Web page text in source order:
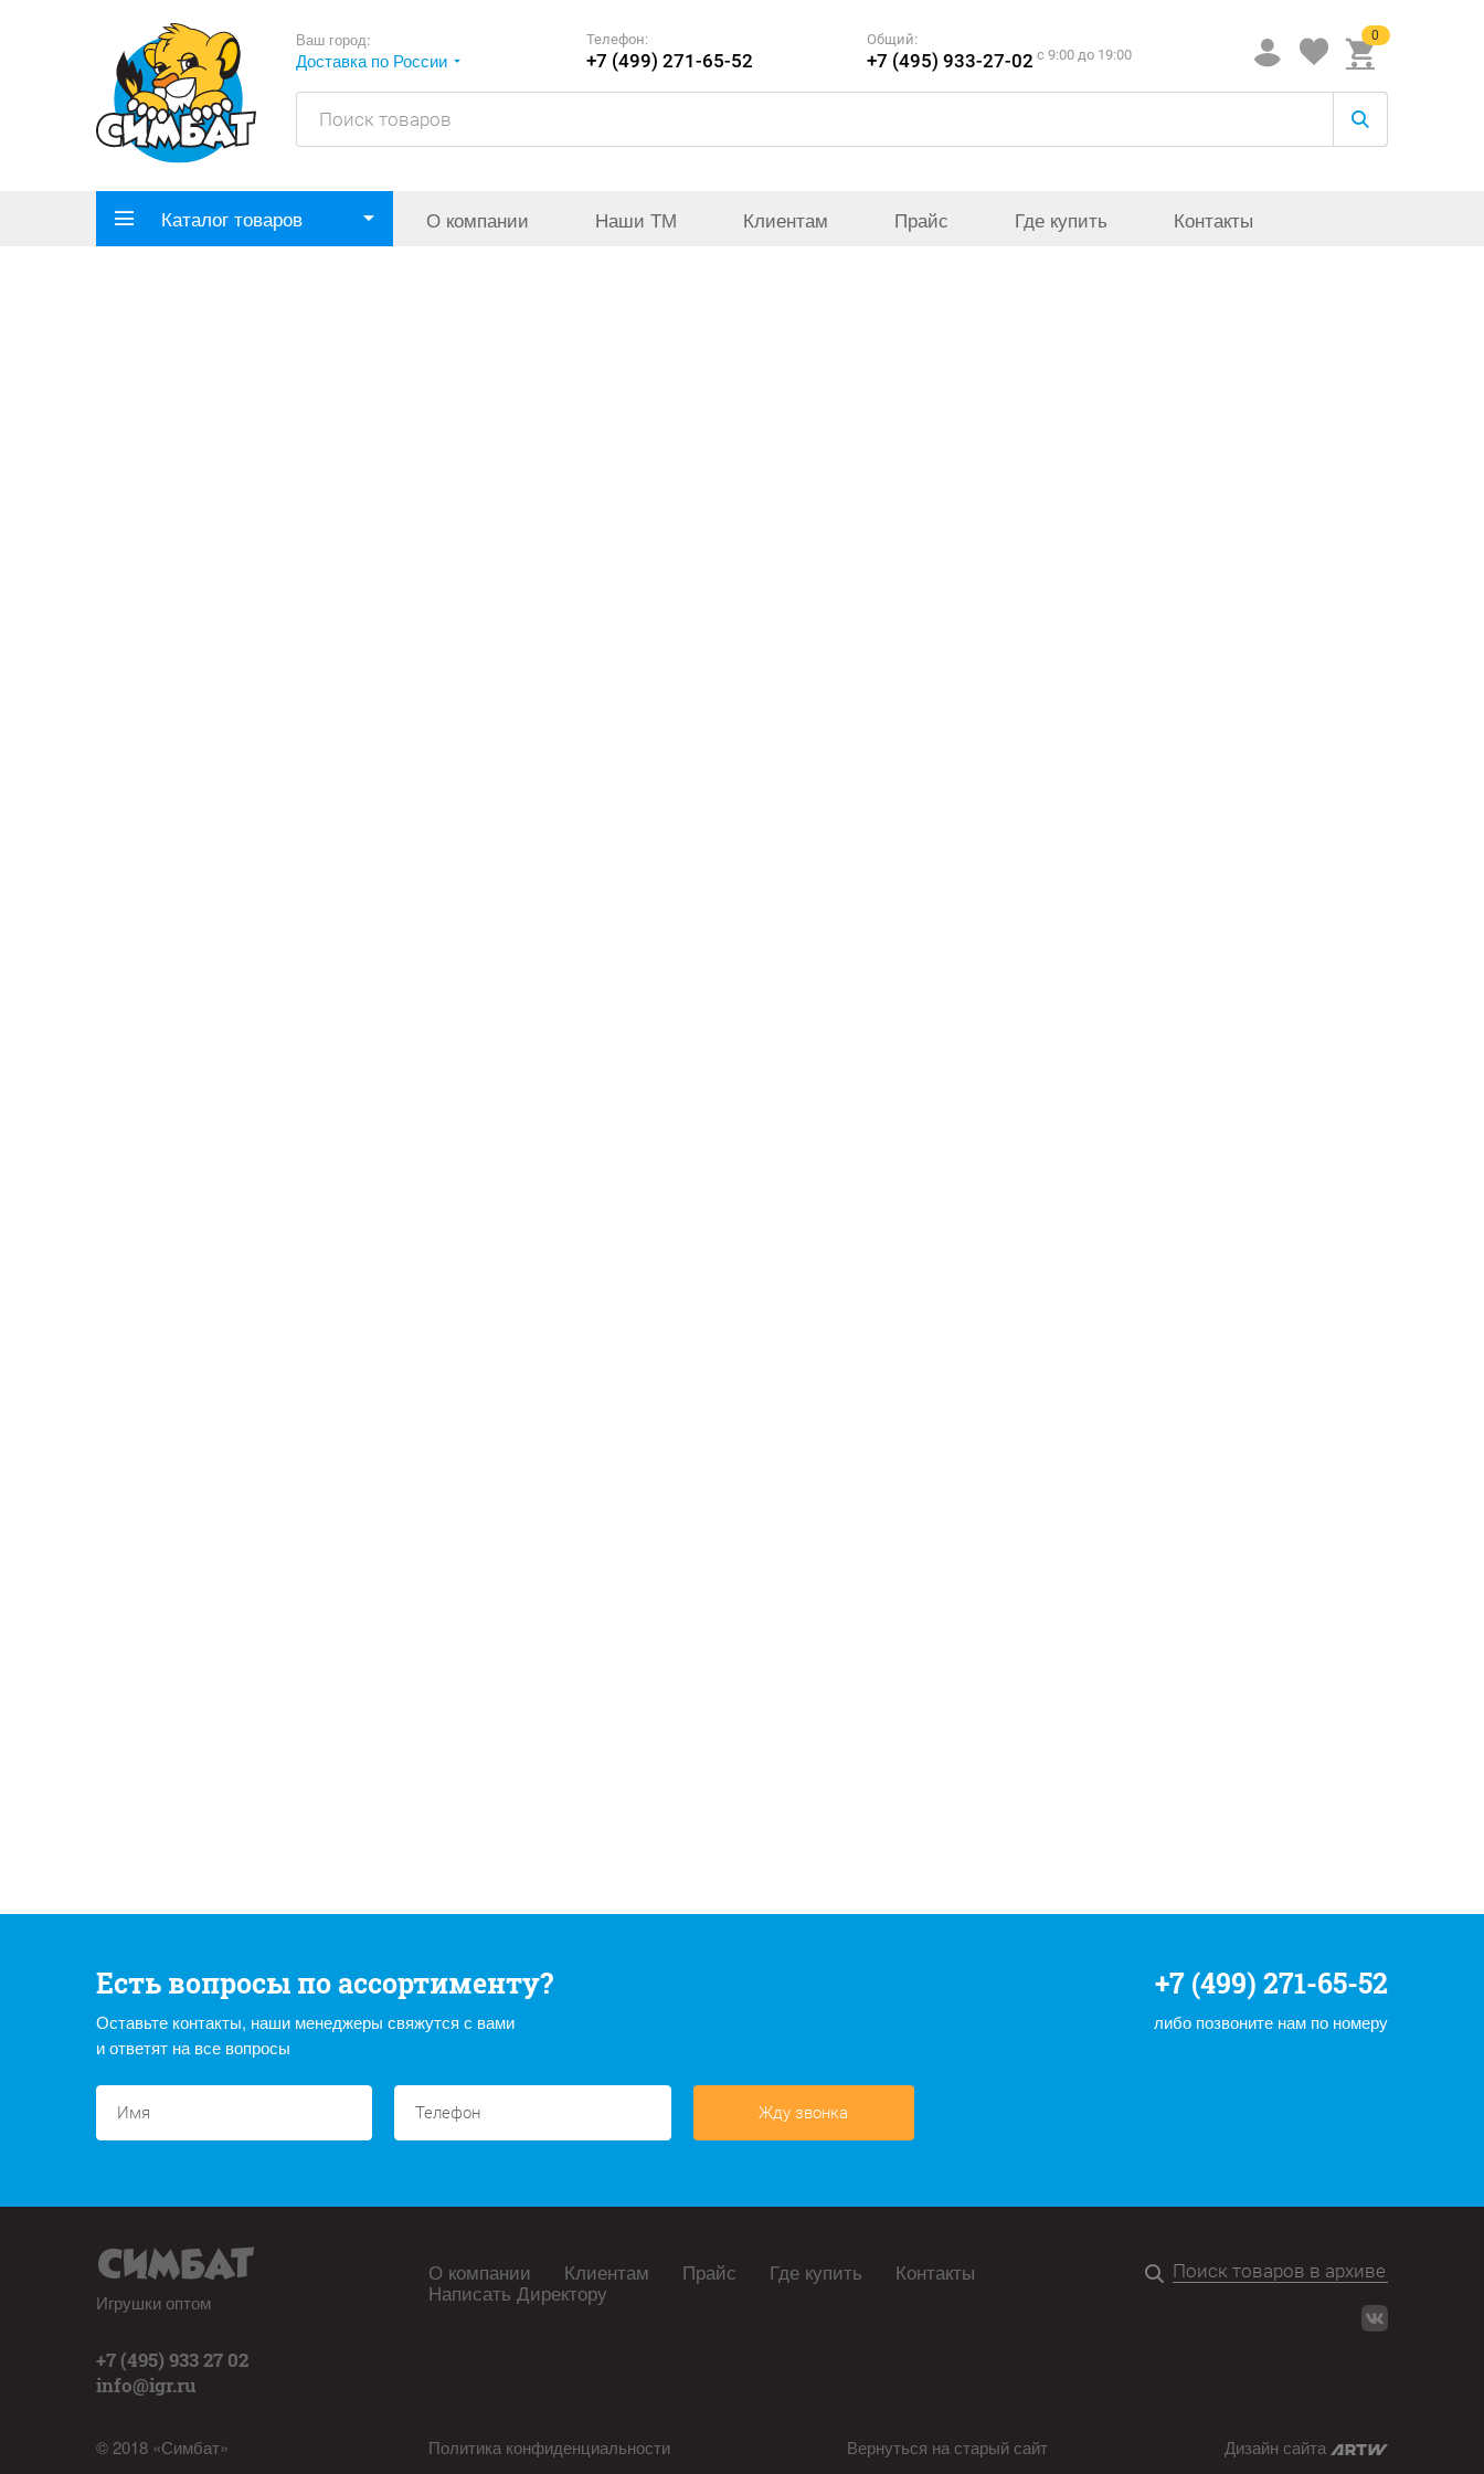
Ваш город:
Доставка по России
Телефон:
+7 (499) 271-65-52
Общий:
+7 (495) 933-27-02 c 9:00 до 19:00
0
Каталог товаров О компании Наши ТМ Клиентам Прайс Где купить Контакты
Есть вопросы по ассортименту?
Оставьте контакты, наши менеджеры свяжутся с вами
и ответят на все вопросы
+7 (499) 271-65-52
либо позвоните нам по номеру
Жду звонка
Игрушки оптом
+7 (495) 933 27 02
info@igr.ru
© 2018 «Симбат»
О компании Клиентам Прайс Где купить Контакты
Написать Директору
Политика конфиденциальности Вернуться на старый сайт Дизайн сайта